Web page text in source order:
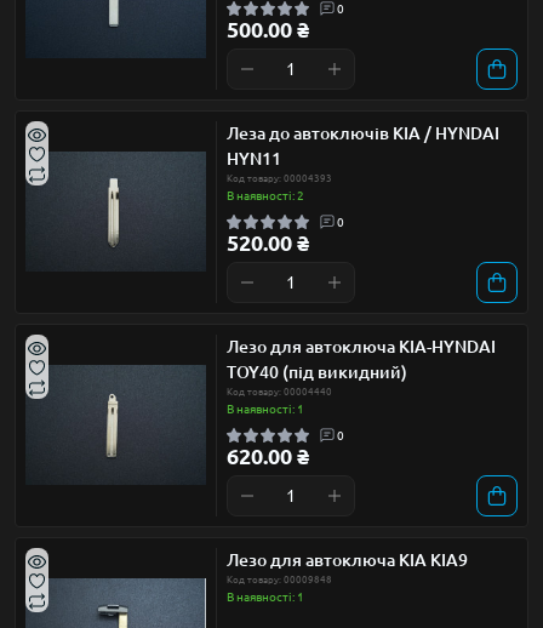
0
500.00 ₴
Леза до автоключів KIA / HYNDAI
HYN11
Код товару: 00004393
В наявності: 2
0
520.00 ₴
Лезо для автоключа KIA-HYNDAI
TOY40 (під викидний)
Код товару: 00004440
В наявності: 1
0
620.00 ₴
Лезо для автоключа KIA KIA9
Код товару: 00009848
В наявності: 1